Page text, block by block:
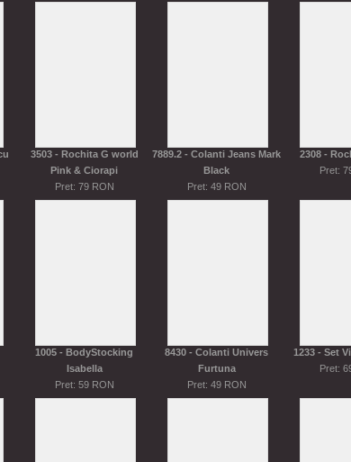
3503 - Rochita G world
Pink & Ciorapi
Pret: 79 RON
7889.2 - Colanti Jeans Mark
Black
Pret: 49 RON
2308 -
Pret:
1005 - BodyStocking
Isabella
Pret: 59 RON
8430 - Colanti Univers
Furtuna
Pret: 49 RON
1233 - Set
Pret: